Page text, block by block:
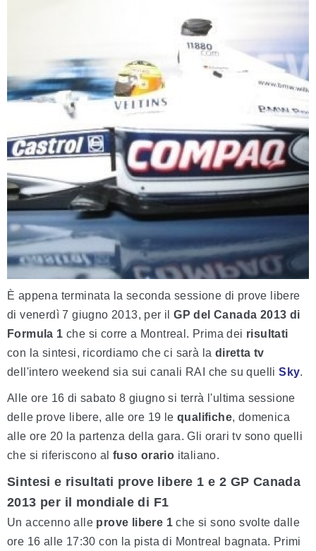
È appena terminata la seconda sessione di prove libere
di venerdì 7 giugno 2013, per ilGP del Canada 2013 di
Formula 1 che si corre a Montreal. Prima dei risultati
con la sintesi, ricordiamo che ci sarà la diretta tv
dell'intero weekend sia sui canali RAI che su quelliSky.
Alle ore 16 di sabato 8 giugno si terrà l'ultima sessione
delle prove libere, alle ore 19 le qualifiche, domenica
alle ore 20 la partenza della gara. Gli orari tv sono quelli
che si riferiscono al fuso orario italiano.
Sintesi e risultati prove libere 1 e 2 GP Canada
2013 per il mondiale di F1
Un accenno alle prove libere 1 che si sono svolte dalle
ore 16 alle 17:30 con la pista di Montreal bagnata. Primi